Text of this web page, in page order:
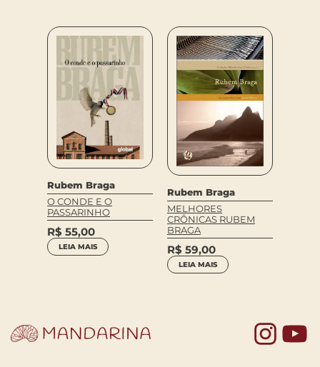
Rubem Braga
O CONDE E O
PASSARINHO
R$ 55,00
LEIA MAIS
Rubem Braga
MELHORES
CRÔNICAS RUBEM
BRAGA
R$ 59,00
LEIA MAIS